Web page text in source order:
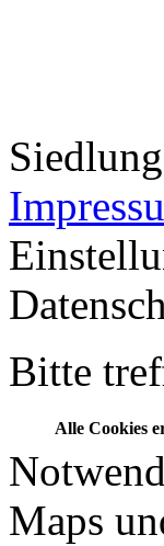
Bitte
Alle Cookies
Maps